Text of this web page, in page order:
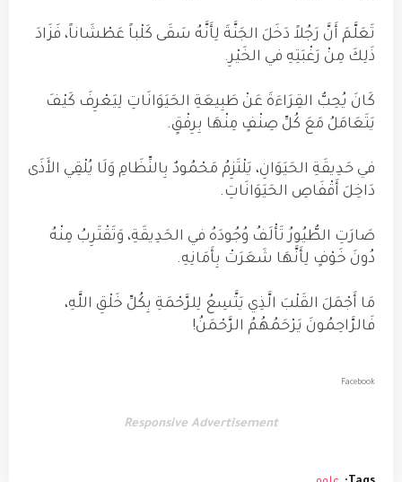
تَعَلَّمَ أَنَّ رَجُلاً دَخَلَ الجَنَّةَ لِأَنَّهُ سَقَى كَلْباً عَطْشَاناً، فَزَادَ
ذَلِكَ مِنْ رَغْبَتِهِ في الخَيْرِ.
كَانَ يُحِبُّ القِرَاءَةَ عَنْ طَبِيعَةِ الحَيَوَانَاتِ لِيَعْرِفَ كَيْفَ
يَتَعَامَلُ مَعَ كُلِّ صِنْفٍ مِنْهَا بِرِفْقٍ.
في حَدِيقَةِ الحَيَوَانِ، يَلْتَزِمُ مَحْمُودٌ بِالنِّظَامِ وَلَا يُلْقِي الأَذَى
دَاخِلَ أَقْفَاصِ الحَيَوَانَاتِ.
صَارَتِ الطُّيُورُ تَأْلَفُ وُجُودَهُ في الحَدِيقَةِ، وَتَقْتَرِبُ مِنْهُ
دُونَ خَوْفٍ لِأَنَّهَا شَعَرَتْ بِأَمَانِهِ.
مَا أَجْمَلَ القَلْبَ الَّذِي يَتَّسِعُ لِلرَّحْمَةِ بِكُلِّ خَلْقِ اللَّهِ،
فَالرَّاحِمُونَ يَرْحَمُهُمُ الرَّحْمَنُ!
Facebook
Responsive Advertisement